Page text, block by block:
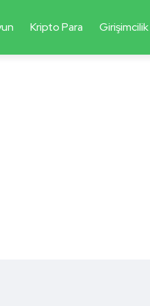
Kripto Para Girişimcilik